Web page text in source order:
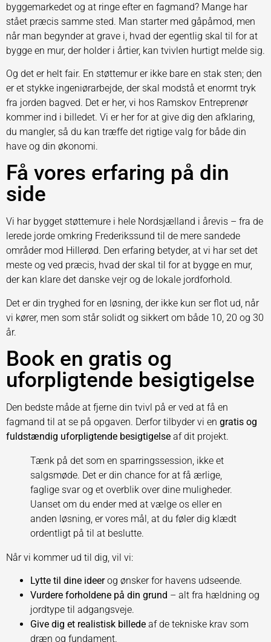
byggemarkedet og at ringe efter en fagmand? Mange har
stået præcis samme sted. Man starter med gåpåmod, men
når man begynder at grave i, hvad der egentlig skal til for at
bygge en mur, der holder i årtier, kan tvivlen hurtigt melde sig.
Og det er helt fair. En støttemur er ikke bare en stak sten; den
er et stykke ingeniørarbejde, der skal modstå et enormt tryk
fra jorden bagved. Det er her, vi hos Ramskov Entreprenør
kommer ind i billedet. Vi er her for at give dig den afklaring,
du mangler, så du kan træffe det rigtige valg for både din
have og din økonomi.
Få vores erfaring på din
side
Vi har bygget støttemure i hele Nordsjælland i årevis – fra de
lerede jorde omkring Frederikssund til de mere sandede
områder mod Hillerød. Den erfaring betyder, at vi har set det
meste og ved præcis, hvad der skal til for at bygge en mur,
der kan klare det danske vejr og de lokale jordforhold.
Det er din tryghed for en løsning, der ikke kun ser flot ud, når
vi kører, men som står solidt og sikkert om både 10, 20 og 30
år.
Book en gratis og
uforpligtende besigtigelse
Den bedste måde at fjerne din tvivl på er ved at få en
fagmand til at se på opgaven. Derfor tilbyder vi en gratis og
fuldstændig uforpligtende besigtigelse af dit projekt.
Tænk på det som en sparringssession, ikke et
salgsmøde. Det er din chance for at få ærlige,
faglige svar og et overblik over dine muligheder.
Uanset om du ender med at vælge os eller en
anden løsning, er vores mål, at du føler dig klædt
ordentligt på til at beslutte.
Når vi kommer ud til dig, vil vi:
Lytte til dine ideerog ønsker for havens udseende.
Vurdere forholdene på din grund – alt fra hældning og
jordtype til adgangsveje.
Give dig et realistisk billede af de tekniske krav som
dræn og fundament.